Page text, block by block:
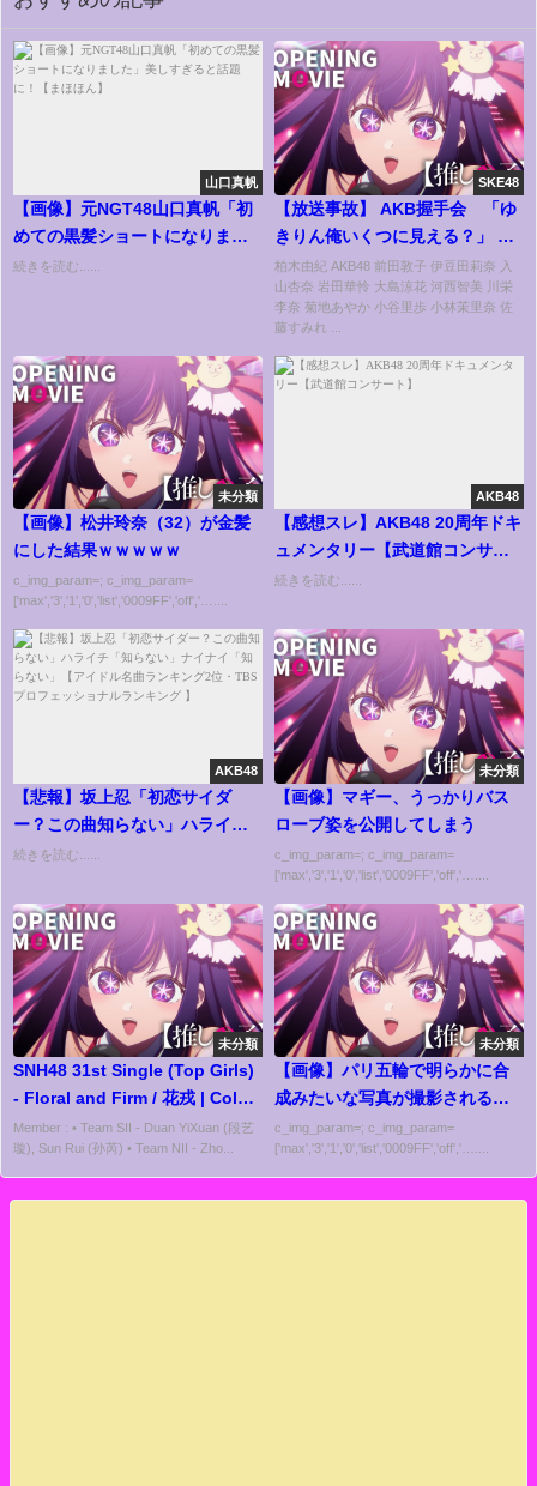
山口真帆
【画像】元NGT48山口真帆「初
めての黒髪ショートになりまし
た」美しすぎると話題に！【ま
続きを読む......
SKE48
【放送事故】 AKB握手会 「ゆ
きりん俺いくつに見える？」 柏
木由紀ドン引き
柏木由紀 AKB48 前田敦子 伊豆田莉奈 入
山杏奈 岩田華怜 大島涼花 河西智美 川栄
李奈 菊地あやか 小谷里歩 小林茉里奈 佐
藤すみれ ...
未分類
【画像】松井玲奈（32）が金髪
にした結果ｗｗｗｗｗ
c_img_param=; c_img_param=
['max','3','1','0','list','0009FF','off','…....
AKB48
【感想スレ】AKB48 20周年ドキ
ュメンタリー【武道館コンサー
ト】
続きを読む......
AKB48
【悲報】坂上忍「初恋サイダ
ー？この曲知らない」ハライチ
「知らない」ナイナイ「知らな
位・TBSプロフェッショナルラ
ンキング 】
続きを読む......
未分類
【画像】マギー、うっかりバス
ローブ姿を公開してしまう
c_img_param=; c_img_param=
['max','3','1','0','list','0009FF','off','…....
未分類
SNH48 31st Single (Top Girls)
- Floral and Firm / 花戎 | Color
Coded Lyrics
CHN/PIN/ENG/IDN
Member : • Team SII - Duan YiXuan (段艺
璇), Sun Rui (孙芮) • Team NII - Zho...
未分類
【画像】パリ五輪で明らかに合
成みたいな写真が撮影されるｗ
ｗｗｗｗ
c_img_param=; c_img_param=
['max','3','1','0','list','0009FF','off','…....